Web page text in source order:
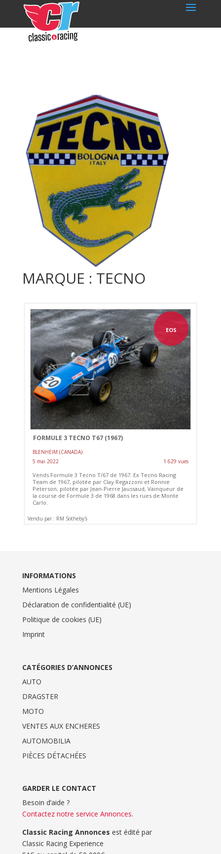
MARQUE : TECNO
EOS
FORMULE 3 TECNO T67 (1967)
BLENHEIM (CANADA)
5 mai 2022
1 629 vues
Vends Formule 3 Tecno T/67 de 1967. Ex Tecno Racing
Team de 1967, pilotée par Clay Regazzoni et Ronnie
Peterson, pilotée par Jean-Pierre Jaussaud, Vainqueur de
la course de Formule 3 de 1968 dans les rues de Monte
Carlo.
Vendu par : RM Sotheby's
INFORMATIONS
Mentions Légales
Déclaration de confidentialité (UE)
Politique de cookies (UE)
Imprint
CATÉGORIES D’ANNONCES
AUTO
DRAGSTER
MOTO
VENTES AUX ENCHERES
AUTOMOBILIA
PIÈCES DÉTACHÉES
GARDER LE CONTACT
Besoin d’aide ?
Contactez notre service Annonces.
Classic Racing Annonces est édité par
Classic Racing Experience